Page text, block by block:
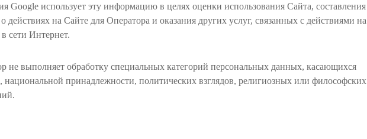
Google использует эту информацию в целях оценки использования Сайта, составления
о действиях на Сайте для Оператора и оказания других услуг, связанных с действиями на
сети Интернет.
не выполняет обработку специальных категорий персональных данных, касающихся
национальной принадлежности, политических взглядов, религиозных или философских